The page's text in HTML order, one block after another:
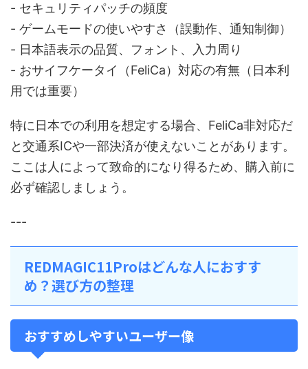
- セキュリティパッチの頻度
- ゲームモードの使いやすさ（誤動作、通知制御）
- 日本語表示の品質、フォント、入力周り
- おサイフケータイ（FeliCa）対応の有無（日本利
用では重要）
特に日本での利用を想定する場合、FeliCa非対応だ
と交通系ICや一部決済が使えないことがあります。
ここは人によって致命的になり得るため、購入前に
必ず確認しましょう。
---
REDMAGIC11Proはどんな人におすす
め？選び方の整理
おすすめしやすいユーザー像